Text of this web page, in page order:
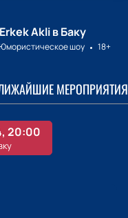
Akli в Баку
шоу
18+
МЕРОПРИЯТИЯ